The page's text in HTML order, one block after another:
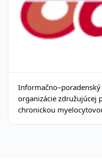
organizácie združujúcej
chronickou